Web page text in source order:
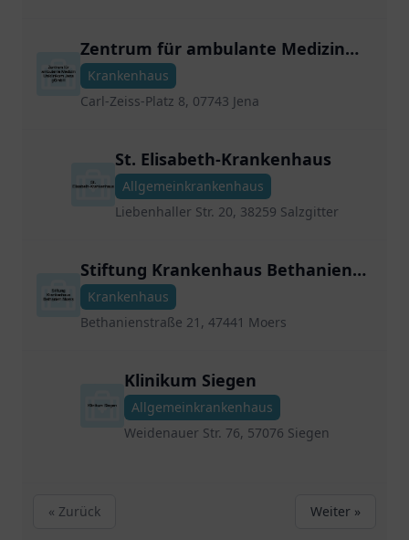
Zentrum für ambulante Medizin
Uniklinikum Jena gGmbH
Krankenhaus
Carl-Zeiss-Platz 8, 07743 Jena
St. Elisabeth-Krankenhaus
Allgemeinkrankenhaus
Liebenhaller Str. 20, 38259 Salzgitter
Stiftung Krankenhaus Bethanien
Moers
Krankenhaus
Bethanienstraße 21, 47441 Moers
Klinikum Siegen
Allgemeinkrankenhaus
Weidenauer Str. 76, 57076 Siegen
« Zurück Weiter »